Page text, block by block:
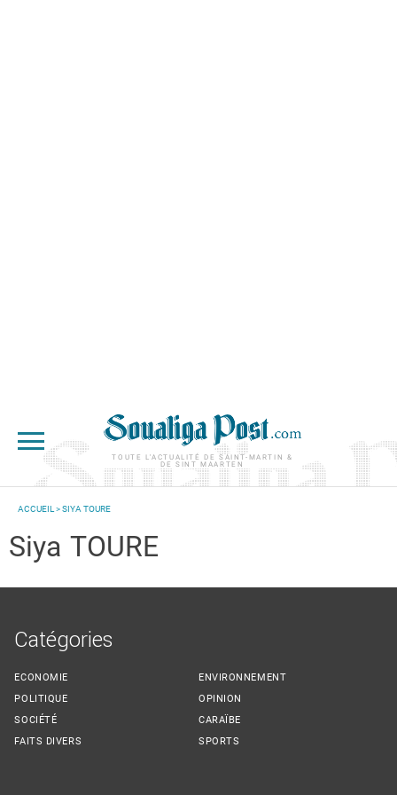
TOUTE L'ACTUALITÉ DE SAINT-MARTIN &
DE SINT MAARTEN
ACCUEIL > SIYA TOURE
Siya TOURE
Catégories
ECONOMIE
POLITIQUE
SOCIÉTÉ
FAITS DIVERS
ENVIRONNEMENT
OPINION
CARAÏBE
SPORTS